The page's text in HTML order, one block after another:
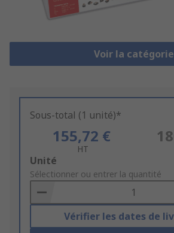
Voir la catégorie
Sous-total (1 unité)*
155,72 €
HT
Add
to
Basket
Unité
Sélectionner ou entrer la quantité
Vérifier les dates de